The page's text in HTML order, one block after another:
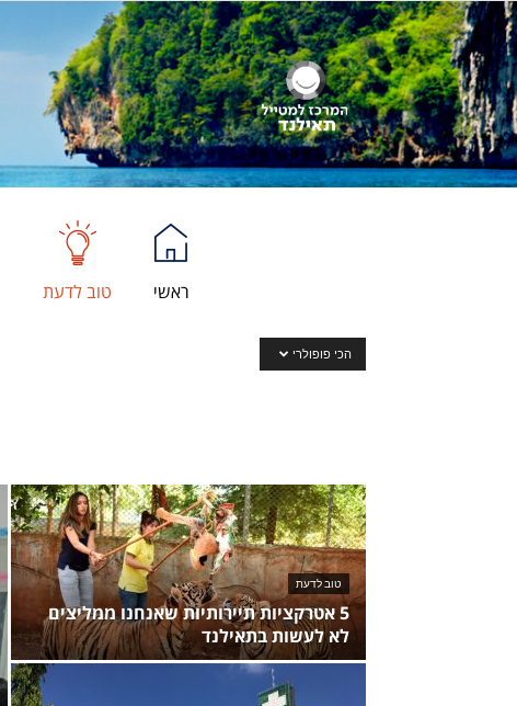
ראשי טוב לדעת
הכי פופולרי
טוב לדעת
5 אטרקציות תיירותיות שאנחנו ממליצים
לא לעשות בתאילנד